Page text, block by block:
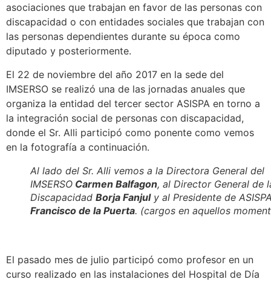
asociaciones que trabajan en favor de las personas con
discapacidad o con entidades sociales que trabajan con
las personas dependientes durante su época como
diputado y posteriormente.
El 22 de noviembre del año 2017 en la sede del
IMSERSO se realizó una de las jornadas anuales que
organiza la entidad del tercer sector ASISPA en torno a
la integración social de personas con discapacidad,
donde el Sr. Alli participó como ponente como vemos
en la fotografía a continuación.
Al lado del Sr. Alli vemos a la Directora General del
IMSERSO Carmen Balfagon, al Director General de
Discapacidad Borja Fanjuly al Presidente de
Francisco de la Puerta. (cargos en aquellos
El pasado mes de julio participó como profesor en un
curso realizado en las instalaciones del Hospital de Día